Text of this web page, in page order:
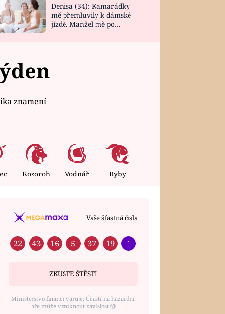
Denisa (34): Kamarádky
mě přemluvily k dámské
jízdě. Manžel mě po
znamení
Kozoroh Vodnář Ryby
Vaše šťastná čísla
22 43 16 5 37 19 1
ZKUSTE ŠTĚSTÍ
Ministerstvo financí varuje: Účastí na hazardní
hře může vzniknout závislost ⑱